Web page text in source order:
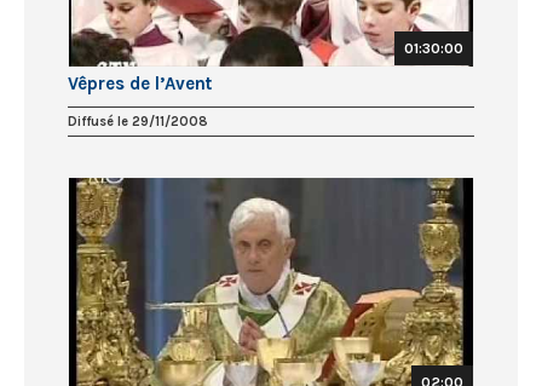
01:30:00
Vêpres de l’Avent
Diffusé le 29/11/2008
02:00